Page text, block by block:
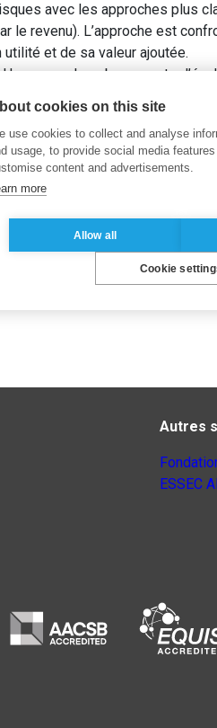
avec les approches plus
le revenu). L’approche est
et de sa valeur ajoutée.
Une approche arborescente
model ,analytical hierarchy
Autres
ESSEC
cookies on this site
use cookies to collect and analyse
usage, to provide social media
content and advertisements.
more
Allow all
Cookie